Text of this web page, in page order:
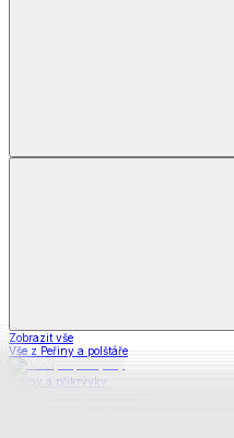
Zobrazit vše
Vše z Peřiny a polštáře
Peřiny a přikrývky